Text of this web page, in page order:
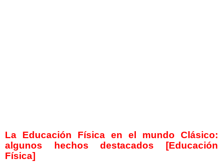
La Educación Física en el mundo Clásico:
algunos hechos destacados [Educación
Física]